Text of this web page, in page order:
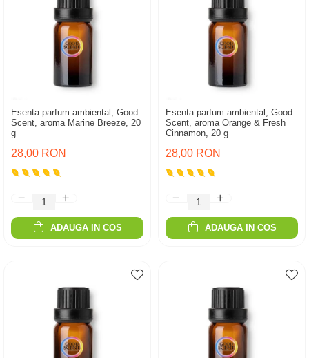
Esenta parfum ambiental, Good
Scent, aroma Marine Breeze, 20
g
28,00 RON
ADAUGA IN COS
Esenta parfum ambiental, Good
Scent, aroma Orange & Fresh
Cinnamon, 20 g
28,00 RON
ADAUGA IN COS